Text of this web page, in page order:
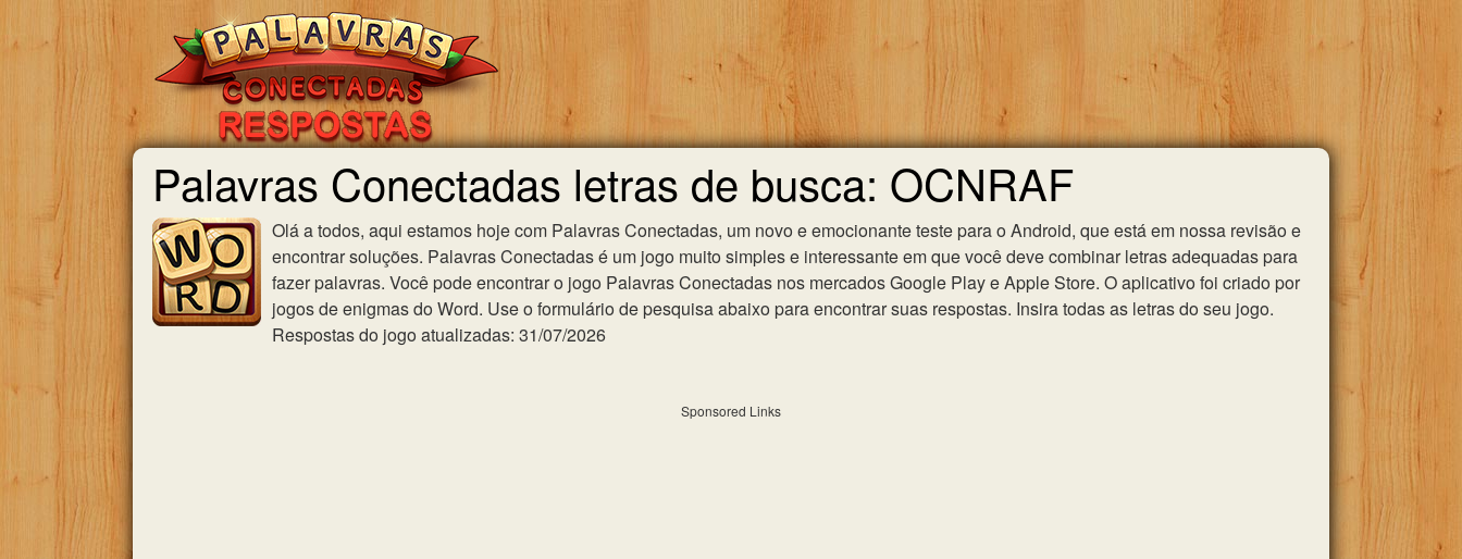
Palavras Conectadas letras de busca: OCNRAF
Olá a todos, aqui estamos hoje com Palavras Conectadas, um novo e emocionante teste para o Android, que está em nossa revisão e
encontrar soluções. Palavras Conectadas é um jogo muito simples e interessante em que você deve combinar letras adequadas para
fazer palavras. Você pode encontrar o jogo Palavras Conectadas nos mercados Google Play e Apple Store. O aplicativo foi criado por
jogos de enigmas do Word. Use o formulário de pesquisa abaixo para encontrar suas respostas. Insira todas as letras do seu jogo.
Respostas do jogo atualizadas: 31/07/2026
Sponsored Links